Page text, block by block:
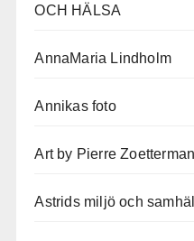
OCH HÄLSA
AnnaMaria Lindholm
Annikas foto
Art by Pierre Zoetterman
Astrids miljö och